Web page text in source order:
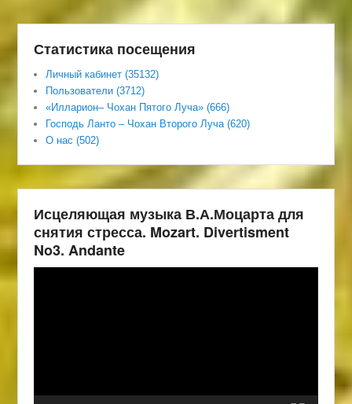
Статистика посещения
Личный кабинет (35132)
Пользователи (3712)
«Илларион– Чохан Пятого Луча» (666)
Господь Ланто – Чохан Второго Луча (620)
О нас (502)
Исцеляющая музыка В.А.Моцарта для
снятия стресса. Mozart. Divertisment
No3. Andante